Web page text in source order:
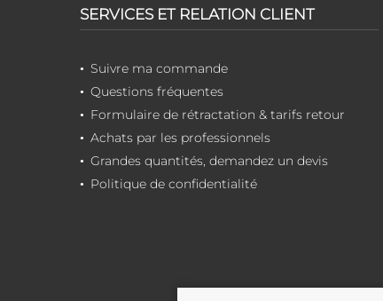
SERVICES ET RELATION CLIENT
Suivre ma commande
Questions fréquentes
Formulaire de rétractation & tarifs retour
Achats par les professionnels
Grandes quantités, demandez un devis
Politique de confidentialité